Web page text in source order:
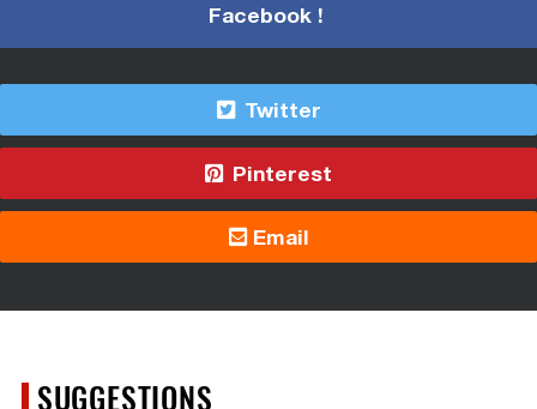
Facebook !
Twitter
Pinterest
Email
SUGGESTIONS